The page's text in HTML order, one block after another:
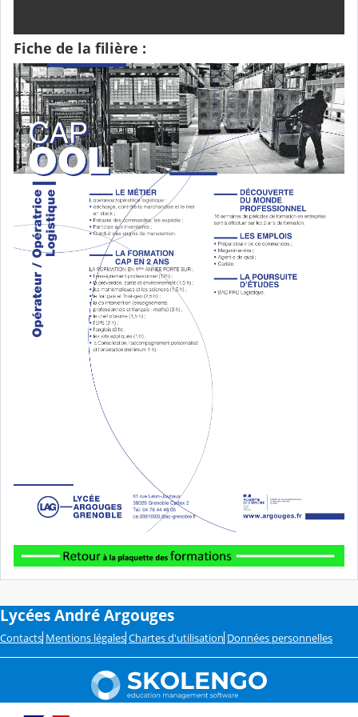
Fiche de la filière :
Lycées André Argouges
Contacts Mentions légales Chartes d'utilisation Données personnelles